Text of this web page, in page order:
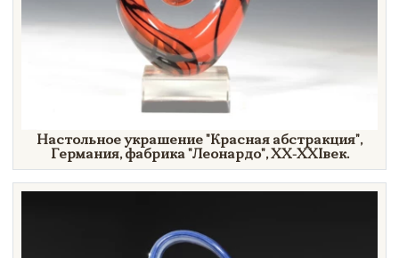
Настольное украшение"Красная абстракция",
Германия, фабрика"Леонардо",XX-XXIвек.